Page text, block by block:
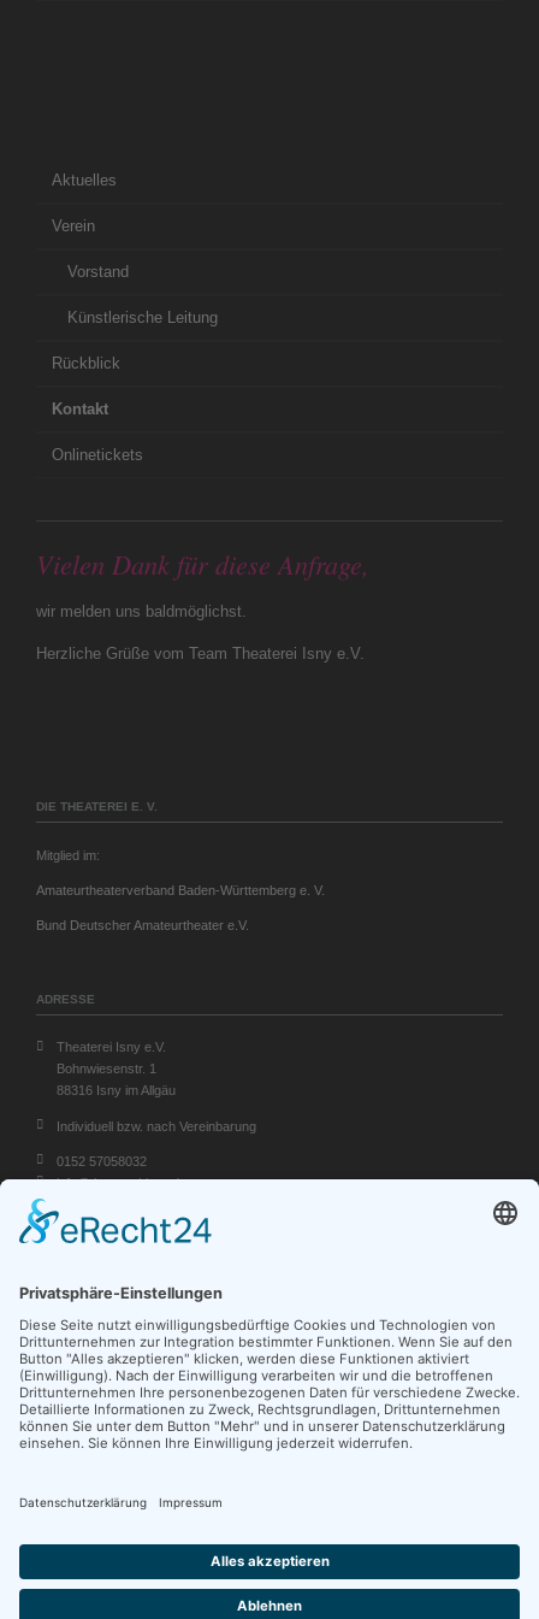
Aktuelles
Verein
Vorstand
Künstlerische Leitung
Rückblick
Kontakt
Onlinetickets
Vielen Dank für diese Anfrage,
wir melden uns baldmöglichst.
Herzliche Grüße vom Team Theaterei Isny e.V.
DIE THEATEREI E. V.
Mitglied im:
Amateurtheaterverband Baden-Württemberg e. V.
Bund Deutscher Amateurtheater e.V.
ADRESSE
Theaterei Isny e.V.
Bohnwiesenstr. 1
88316 Isny im Allgäu
Individuell bzw. nach Vereinbarung
‭0152 57058032‬
info@theaterei-isny.de
WORKSHOP THEATEREI ISNY E.V.
wir bieten einen Workshop mit Improtheater - Einheiten und kleinen, szenischen
Improvisationen an.
Wann: am Sonntag 7. Juni, von 14 – 18 Uhr
Wo: Saal im Schwarzen Grat, Isny/Bolsternang
1,2,3 – Bühne frei!
Workshop
Isny